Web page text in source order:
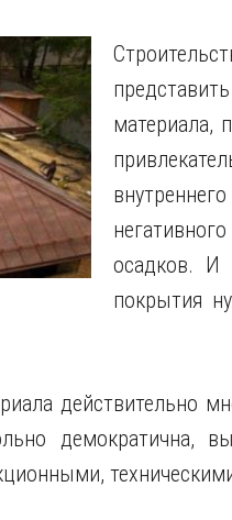
материала,
осадков. И
покрытия
действительно
демократична,